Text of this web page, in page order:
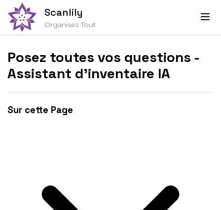
Scanlily
Organisez Tout
Posez toutes vos questions -
Assistant d'inventaire IA
Sur cette Page